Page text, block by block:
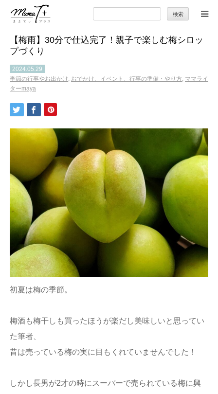
索:
【梅雨】30分で仕込完了！親子で楽しむ梅シロッ
プづくり
2024.05.29
季節の行事やお出かけ, おでかけ、イベント、行事の準備・やり方, ママライ
ターmaya
初夏は梅の季節。
梅酒も梅干しも買ったほうが楽だし美味しいと思ってい
た筆者、
昔は売っている梅の実に目もくれていませんでした！
しかし長男が2才の時にスーパーで売られている梅に興
トップ
ママのカラダとココロ
子育て
季節の行事やお出かけ
特集
ままてぃ編集部